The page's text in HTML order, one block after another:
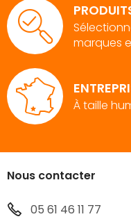
marques
À taille
Nous contacter
05 61 46 11 77